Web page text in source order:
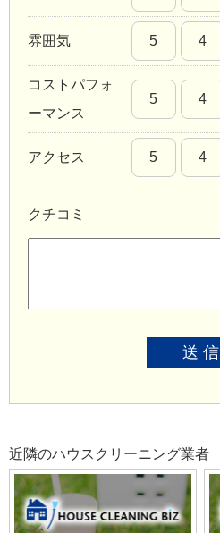
雰囲気 5 4
コストパフォ
ーマンス
5 4
アクセス 5 4
クチコミ
送 信
近隣のハウスクリーニング業者